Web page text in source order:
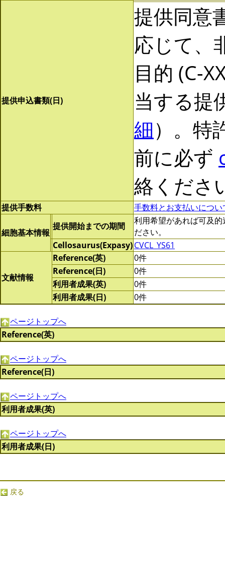
提供申込書類(日)
提供同意
応じて、
目的 (C-
当する提
細）。特
前に必ず
絡くださ
提供手数料 手数料とお支払いにつ
細胞基本情報
提供開始までの期間
利用希望があれば可及
ださい。
Cellosaurus(Expasy)CVCL_YS61
文献情報
Reference(英)
0件
Reference(日)
0件
利用者成果(英)
0件
利用者成果(日)
0件
ページトップへ
Reference(英)
ページトップへ
Reference(日)
ページトップへ
利用者成果(英)
ページトップへ
利用者成果(日)
戻る